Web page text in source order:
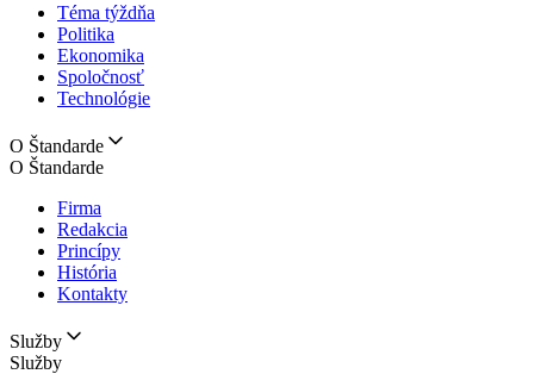
Téma týždňa
Politika
Ekonomika
Spoločnosť
Technológie
O Štandarde
O Štandarde
Firma
Redakcia
Princípy
História
Kontakty
Služby
Služby